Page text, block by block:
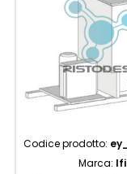
Codice prodotto:
Marca: Ifi